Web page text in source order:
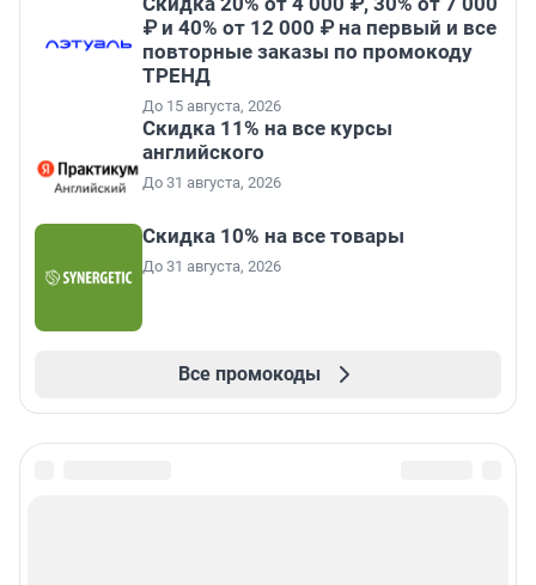
₽ и 40% от 12 000 ₽ на первый и все
повторные заказы по промокоду
ТРЕНД
До 15 августа, 2026
Скидка 11% на все курсы
английского
До 31 августа, 2026
Скидка 10% на все товары
До 31 августа, 2026
Все промокоды